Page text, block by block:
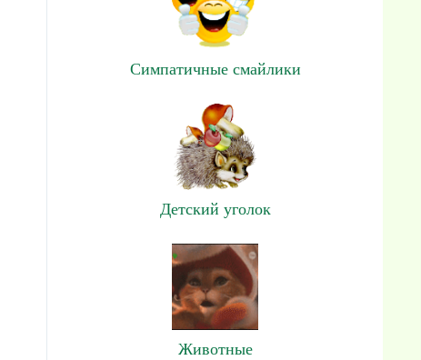
Симпатичные смайлики
Детский уголок
Животные